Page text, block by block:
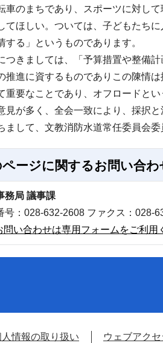
車のまちであり、スポーツに対し
てほしい。ついては、子どもたち
する」というものであります。
きましては、「予算措置や整備
推進に資するものでありこの陳情
重要なことであり、オフロードと
見が多く、全会一致により、採択と
して、文教消防水道常任委員会委
ージに関するお問い合わ
務局 議事課
号：028-632-2608 ファクス：028-
問い合わせは専用フォームをご利用
人情報の取り扱い ウェブアク